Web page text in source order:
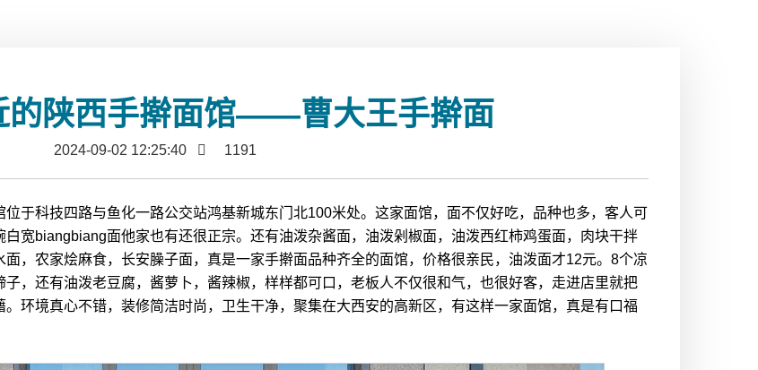
的陕西手擀面馆——曹大王手擀面
2024-09-02 12:25:40 1191
于科技四路与鱼化一路公交站鸿基新城东门北100米处。这家面馆，面不仅好吃，品种也多，客人可
宽biangbiang面他家也有还很正宗。还有油泼杂酱面，油泼剁椒面，油泼西红柿鸡蛋面，肉块干拌
，农家烩麻食，长安臊子面，真是一家手擀面品种齐全的面馆，价格很亲民，油泼面才12元。8个凉
，还有油泼老豆腐，酱萝卜，酱辣椒，样样都可口，老板人不仅很和气，也很好客，走进店里就把
环境真心不错，装修简洁时尚，卫生干净，聚集在大西安的高新区，有这样一家面馆，真是有口福